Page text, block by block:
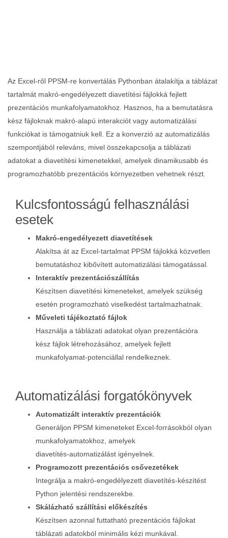
Az Excel‑ről PPSM‑re konvertálás Pythonban átalakítja a táblázat
tartalmát makró‑engedélyezett diavetítési fájlokká fejlett
prezentációs munkafolyamatokhoz. Hasznos, ha a bemutatásra
kész fájloknak makró‑alapú interakciót vagy automatizálási
funkciókat is támogatniuk kell. Ez a konverzió az automatizálás
szempontjából releváns, mivel összekapcsolja a táblázati
adatokat a diavetítési kimenetekkel, amelyek dinamikusabb és
programozhatóbb prezentációs környezetben vehetnek részt.
Kulcsfontosságú felhasználási
esetek
Makró‑engedélyezett diavetítések
Alakítsa át az Excel‑tartalmat PPSM fájlokká közvetlen
bemutatáshoz kibővített automatizálási támogatással.
Interaktív prezentációszállítás
Készítsen diavetítési kimeneteket, amelyek szükség
esetén programozható viselkedést tartalmazhatnak.
Műveleti tájékoztató fájlok
Használja a táblázati adatokat olyan prezentációra
kész fájlok létrehozásához, amelyek fejlett
munkafolyamat‑potenciállal rendelkeznek.
Automatizálási forgatókönyvek
Automatizált interaktív prezentációk
Generáljon PPSM kimeneteket Excel‑forrásokból olyan
munkafolyamatokhoz, amelyek
diavetítés‑automatizálást igényelnek.
Programozott prezentációs csővezetékek
Integrálja a makró‑engedélyezett diavetítés‑készítést
Python jelentési rendszerekbe.
Skálázható szállítási előkészítés
Készítsen azonnal futtatható prezentációs fájlokat
táblázati adatokból minimális kézi munkával.